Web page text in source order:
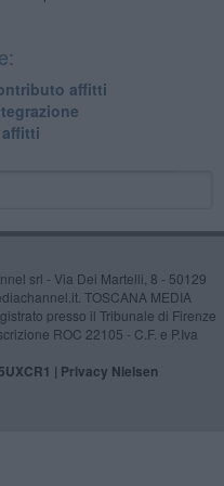
affitti
srl - Via Dei Martelli, 8 - 50129
TOSCANA MEDIA
presso il Tribunale di Firenze
ROC 22105 - C.F. e P.Iva
| Privacy Nielsen